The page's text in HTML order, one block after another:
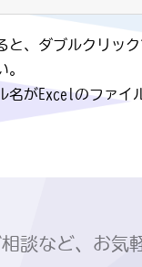
、ダブルクリッ
名がExcelのファイ
談など、お気